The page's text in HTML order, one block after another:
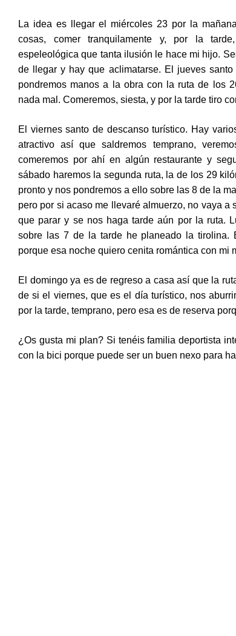
La idea es llegar el miércoles 23 por la
cosas, comer tranquilamente y, por la
espeleológica que tanta ilusión le hace mi hijo.
de llegar y hay que aclimatarse. El jueves
pondremos manos a la obra con la ruta de los
nada mal. Comeremos, siesta, y por la tarde tiro
El viernes santo de descanso turístico. Hay
atractivo así que saldremos temprano,
comeremos por ahí en algún restaurante y
sábado haremos la segunda ruta, la de los 29
pronto y nos pondremos a ello sobre las 8 de la
pero por si acaso me llevaré almuerzo, no vaya
que parar y se nos haga tarde aún por la ruta.
sobre las 7 de la tarde he planeado la tirolina.
porque esa noche quiero cenita romántica con mi
El domingo ya es de regreso a casa así que la
de si el viernes, que es el día turístico, nos
por la tarde, temprano, pero esa es de reserva
¿Os gusta mi plan? Si tenéis familia deportista
con la bici porque puede ser un buen nexo para